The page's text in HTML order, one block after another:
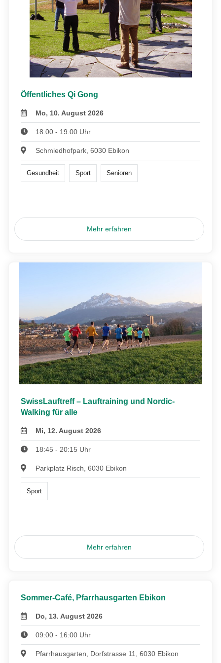
Öffentliches Qi Gong
Mo, 10. August 2026
18:00 - 19:00 Uhr
Schmiedhofpark, 6030 Ebikon
Gesundheit Sport Senioren
Mehr erfahren
SwissLauftreff – Lauftraining und Nordic-
Walking für alle
Mi, 12. August 2026
18:45 - 20:15 Uhr
Parkplatz Risch, 6030 Ebikon
Sport
Mehr erfahren
Sommer-Café, Pfarrhausgarten Ebikon
Do, 13. August 2026
09:00 - 16:00 Uhr
Pfarrhausgarten, Dorfstrasse 11, 6030 Ebikon